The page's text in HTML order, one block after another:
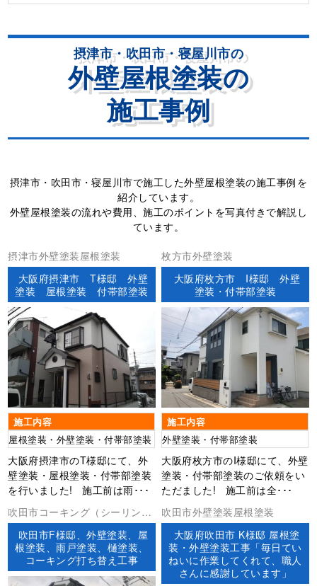
摂津市・吹田市・寝屋川市の
外壁屋根塗装の
施工事例
摂津市・吹田市・寝屋川市で施工した外壁屋根塗装の施工事例を
紹介しています。
外壁屋根塗装の流れや費用、施工のポイントを写真付きで解説し
ています。
摂津市外壁塗装屋根塗装
大阪府摂津市 T様邸 外壁
塗装 屋根塗装 付帯部塗装
施工内容
屋根塗装・外壁塗装・付帯部塗装
大阪府摂津市のT様邸にて、外
壁塗装・屋根塗装・付帯部塗装
を行いました! 施工前は雨･･･
枚方市外壁塗装
大阪府枚方市 I様邸 外壁
塗装・付帯部塗装
施工内容
外壁塗装・付帯部塗装
大阪府枚方市のI様邸にて、外壁
塗装・付帯部塗装のご依頼をい
ただました! 施工前は全･･･
吹田市コーキング（シーリン
グ）外壁塗装屋根塗装
吹田市F様邸、外壁塗装、屋
根塗装、雨戸塗装、樋塗装、
コーキング打ち替え工事
吹田市外壁塗装屋根塗装
大阪府吹田市 K様邸 屋根塗
装・外壁塗装工事「毎日てい
ねいに作業してくれて、職人
さんに感謝しています」